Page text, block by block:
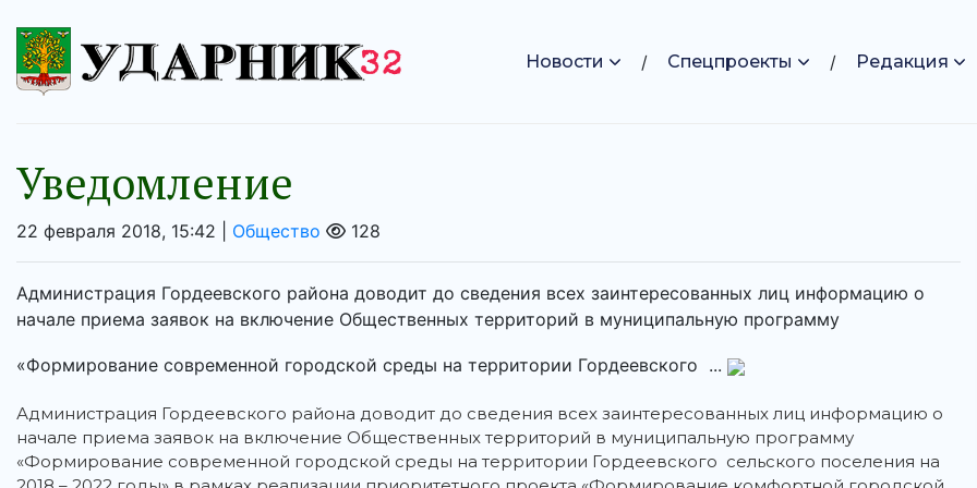
Новости Спецпроекты Редакция
Уведомление
22 февраля 2018, 15:42 | Общество 128
Администрация Гордеевского района доводит до сведения всех заинтересованных лиц информацию о
начале приема заявок на включение Общественных территорий в муниципальную программу
«Формирование современной городской среды на территории Гордеевского ...
Администрация Гордеевского района доводит до сведения всех заинтересованных лиц информацию о
начале приема заявок на включение Общественных территорий в муниципальную программу
«Формирование современной городской среды на территории Гордеевского сельского поселения на